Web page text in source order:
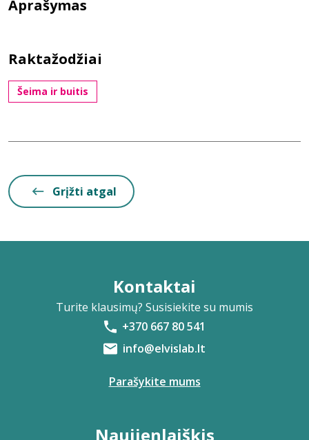
Aprašymas
Raktažodžiai
Šeima ir buitis
Grįžti atgal
Kontaktai
Turite klausimų? Susisiekite su mumis
+370 667 80 541
info@elvislab.lt
Parašykite mums
Naujienlaiškis